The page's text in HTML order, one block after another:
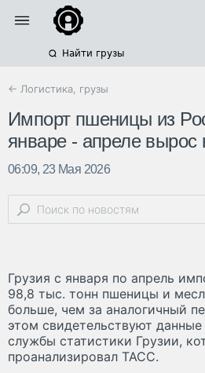
Найти грузы
← Логистика, грузы
Импорт пшеницы из
январе - апреле вырос
06:09, 23 Мая 2026
Грузия с января по апрель
98,8 тыс. тонн пшеницы и
больше, чем за аналогичный
этом свидетельствуют
службы статистики Грузии,
проанализировал ТАСС.